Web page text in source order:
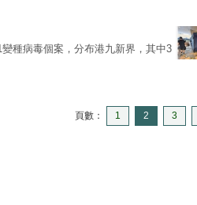
種病毒個案，分布港九新界，其中3
頁數： 1 2 3